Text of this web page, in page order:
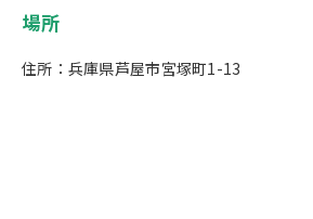
場所
住所：兵庫県芦屋市宮塚町1-13